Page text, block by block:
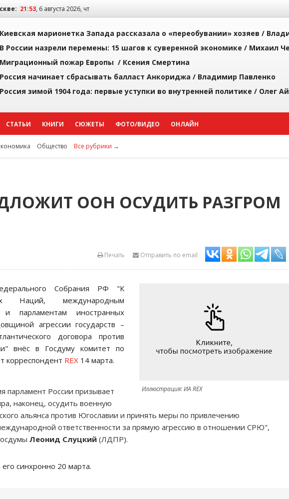
21:53, 6 августа 2026, чт
Киевская марионетка Запада рассказала о «переобувании» хозяев /
В России назрели перемены: 15 шагов к суверенной экономике / Михаил
Миграционный пожар Европы / Ксения Смертина
Россия начинает сбрасывать балласт Анкориджа / Владимир Павленко
Россия зимой 1904 года: первые уступки во внутренней политике / Олег
СТАТЬИ КНИГИ СЮЖЕТЫ ФОТО/ВИДЕО ОНЛАЙН
Общество Все рубрики →
ООН ОСУДИТЬ РАЗГРОМ
Отправить по email
Печать
Иллюстрация: ИА REX
Собрания РФ "К
Наций, международным
и парламентам иностранных
агрессии государств –
договора против
внёс в Госдуму комитет по
корреспондент REX 14 марта.
парламент России призывает
наконец, осудить военную
альянса против Югославии и принять меры по привлечению
ответственности за прямую агрессию в отношении СРЮ",
Леонид Слуцкий (ЛДПР).
синхронно 20 марта.